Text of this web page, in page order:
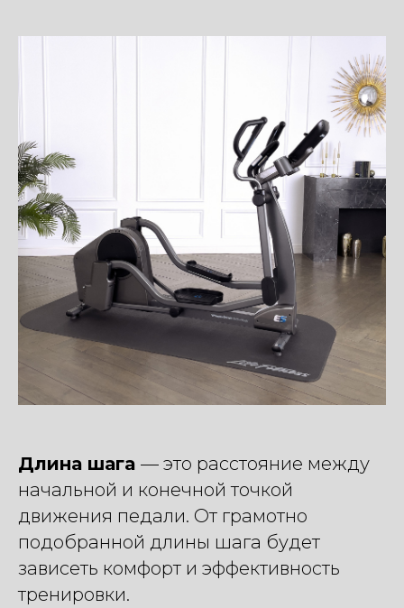
Длина шага — это расстояние между
начальной и конечной точкой
движения педали. От грамотно
подобранной длины шага будет
зависеть комфорт и эффективность
тренировки.